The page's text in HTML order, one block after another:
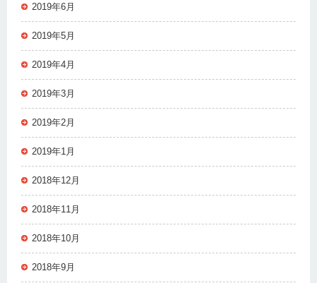
2019年6月
2019年5月
2019年4月
2019年3月
2019年2月
2019年1月
2018年12月
2018年11月
2018年10月
2018年9月